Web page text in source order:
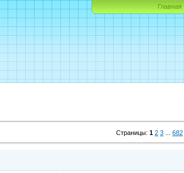
Главная
Страницы: 1 2 3 682